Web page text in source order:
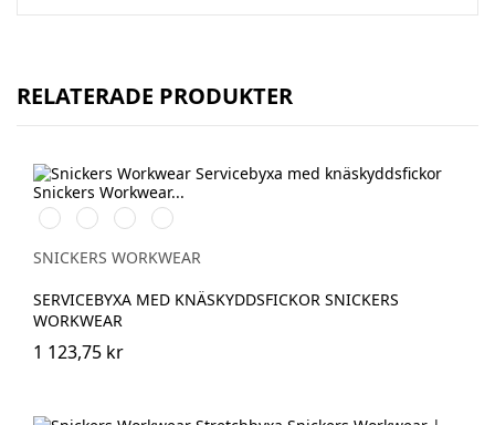
RELATERADE PRODUKTER
Svart/Svart
Marinblå/Marinblå
Stålgrå/stålgrå
Grå/grå
SNICKERS WORKWEAR
SERVICEBYXA MED KNÄSKYDDSFICKOR SNICKERS
WORKWEAR
1 123,75 kr